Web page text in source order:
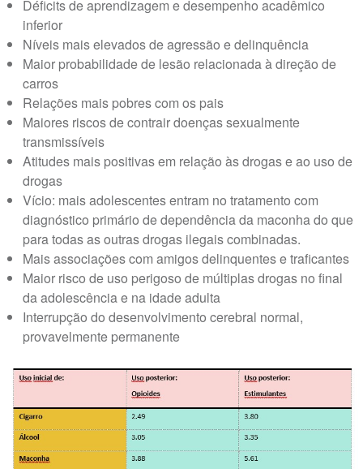
Déficits de aprendizagem e desempenho acadêmico
inferior
Níveis mais elevados de agressão e delinquência
Maior probabilidade de lesão relacionada à direção de
carros
Relações mais pobres com os pais
Maiores riscos de contrair doenças sexualmente
transmissíveis
Atitudes mais positivas em relação às drogas e ao uso de
drogas
Vício: mais adolescentes entram no tratamento com
diagnóstico primário de dependência da maconha do que
para todas as outras drogas ilegais combinadas.
Mais associações com amigos delinquentes e traficantes
Maior risco de uso perigoso de múltiplas drogas no final
da adolescência e na idade adulta
Interrupção do desenvolvimento cerebral normal,
provavelmente permanente